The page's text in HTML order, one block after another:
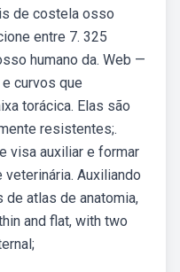
de costela osso
entre 7. 325
humano da. Web —
curvos que
torácica. Elas são
resistentes;.
visa auxiliar e formar
Auxiliando
atlas de anatomia,
and flat, with two